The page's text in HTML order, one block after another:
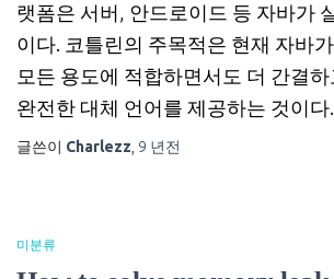
랫폼은 서버, 안드로이드 등 자바가
이다. 코틀린의 주목적은 현재 자바
모든 용도에 적합하면서도 더 간결
완전한 대체 언어를 제공하는 것이다.
글쓴이 Charlezz 9 년전
미분류